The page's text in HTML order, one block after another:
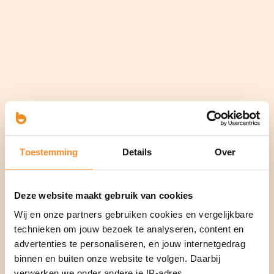
Toestemming Details Over
Deze website maakt gebruik van cookies
Wij en onze partners gebruiken cookies en vergelijkbare
technieken om jouw bezoek te analyseren, content en
advertenties te personaliseren, en jouw internetgedrag
binnen en buiten onze website te volgen. Daarbij